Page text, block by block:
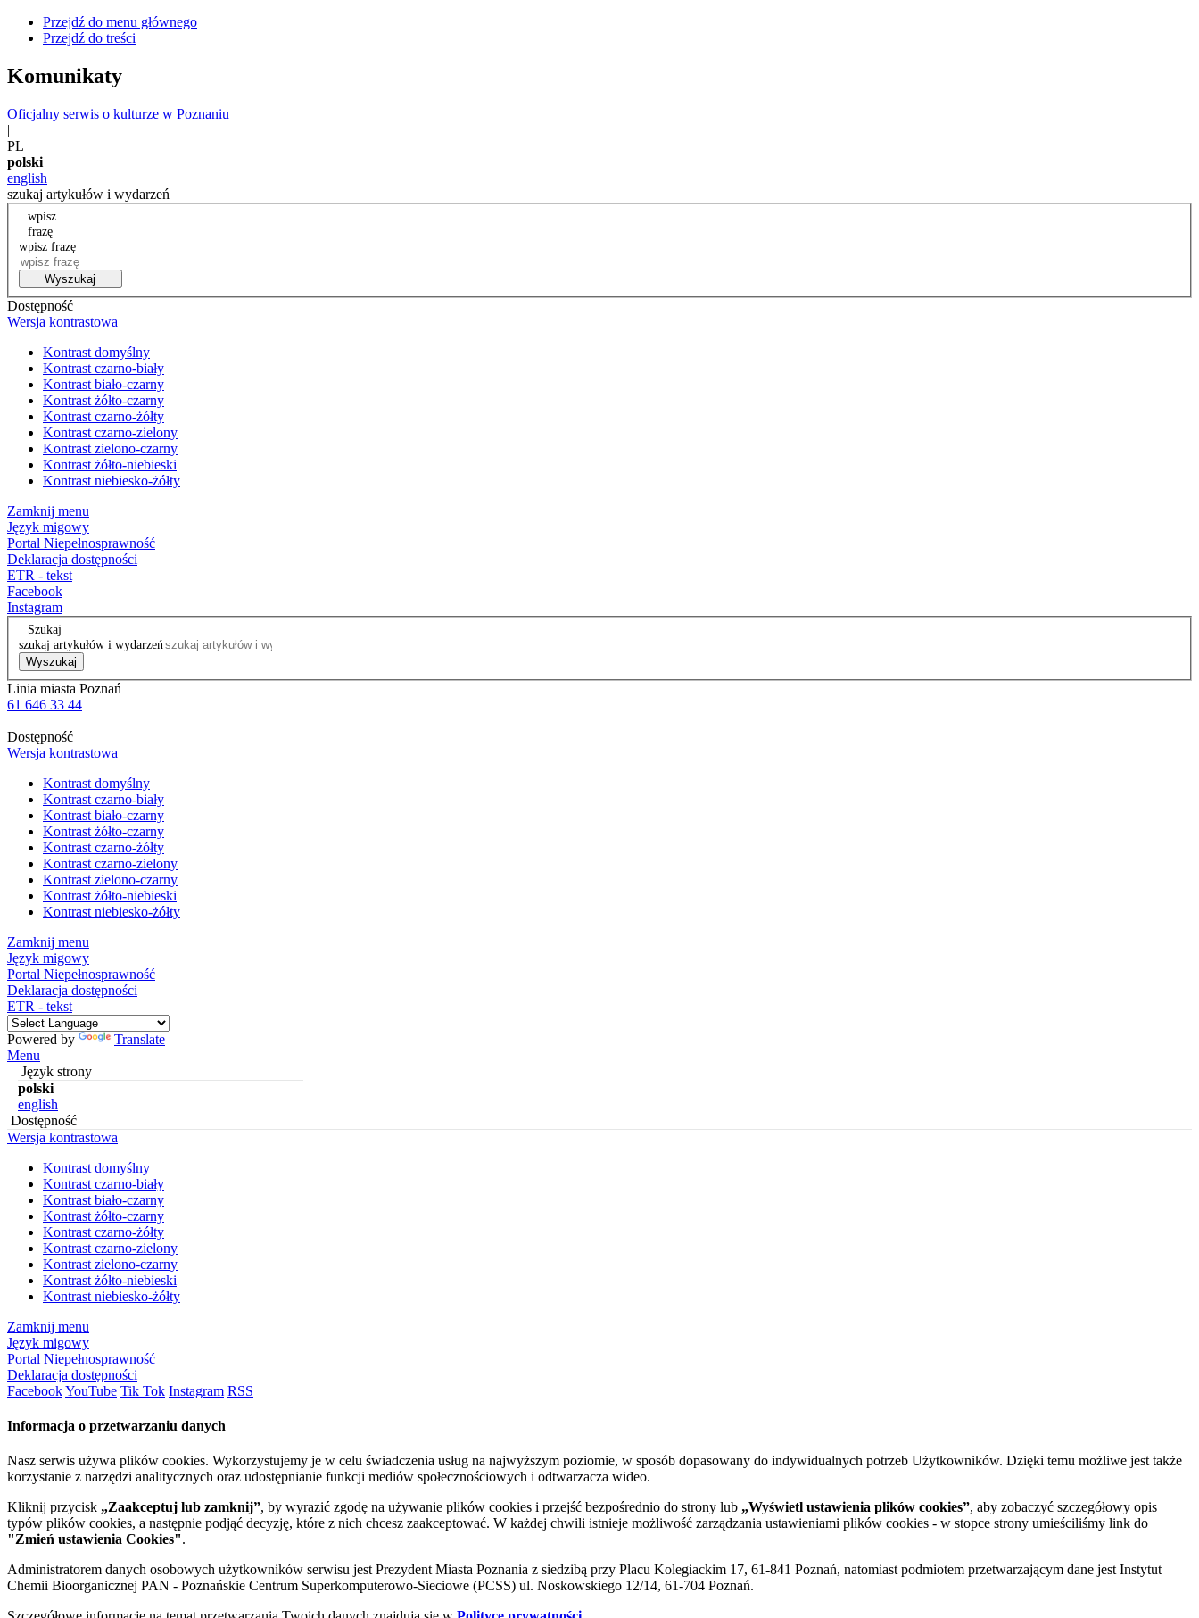
Przejdź do menu głównego
Przejdź do treści
Komunikaty
Oficjalny serwis o kulturze w Poznaniu
|
PL
polski
english
szukaj artykułów i wydarzeń
wpisz
frazę
wpisz frazę
Wyszukaj
Dostępność
Wersja kontrastowa
Kontrast domyślny
Kontrast czarno-biały
Kontrast biało-czarny
Kontrast żółto-czarny
Kontrast czarno-żółty
Kontrast czarno-zielony
Kontrast zielono-czarny
Kontrast żółto-niebieski
Kontrast niebiesko-żółty
Zamknij menu
Język migowy
Portal Niepełnosprawność
Deklaracja dostępności
ETR - tekst
Facebook
Instagram
Szukaj
szukaj artykułów i wydarzeń
Wyszukaj
Linia miasta Poznań
61 646 33 44
Dostępność
Wersja kontrastowa
Kontrast domyślny
Kontrast czarno-biały
Kontrast biało-czarny
Kontrast żółto-czarny
Kontrast czarno-żółty
Kontrast czarno-zielony
Kontrast zielono-czarny
Kontrast żółto-niebieski
Kontrast niebiesko-żółty
Zamknij menu
Język migowy
Portal Niepełnosprawność
Deklaracja dostępności
ETR - tekst
Powered by
Translate
Menu
Język strony
polski
english
Dostępność
Wersja kontrastowa
Kontrast domyślny
Kontrast czarno-biały
Kontrast biało-czarny
Kontrast żółto-czarny
Kontrast czarno-żółty
Kontrast czarno-zielony
Kontrast zielono-czarny
Kontrast żółto-niebieski
Kontrast niebiesko-żółty
Zamknij menu
Język migowy
Portal Niepełnosprawność
Deklaracja dostępności
FacebookYouTube Tik Tok Instagram RSS
Informacja o przetwarzaniu danych
Nasz serwis używa plików cookies. Wykorzystujemy je w celu świadczenia usług na najwyższym poziomie, w sposób dopasowany do indywidualnych potrzeb Użytkowników. Dzięki temu możliwe jest także
korzystanie z narzędzi analitycznych oraz udostępnianie funkcji mediów społecznościowych i odtwarzacza wideo.
Kliknij przycisk „Zaakceptuj lub zamknij”, by wyrazić zgodę na używanie plików cookies i przejść bezpośrednio do strony lub „Wyświetl ustawienia plików cookies”, aby zobaczyć szczegółowy opis
typów plików cookies, a następnie podjąć decyzję, które z nich chcesz zaakceptować. W każdej chwili istnieje możliwość zarządzania ustawieniami plików cookies - w stopce strony umieściliśmy link do
"Zmień ustawienia Cookies".
Administratorem danych osobowych użytkowników serwisu jest Prezydent Miasta Poznania z siedzibą przy Placu Kolegiackim 17, 61-841 Poznań, natomiast podmiotem przetwarzającym dane jest Instytut
Chemii Bioorganicznej PAN - Poznańskie Centrum Superkomputerowo-Sieciowe (PCSS) ul. Noskowskiego 12/14, 61-704 Poznań.